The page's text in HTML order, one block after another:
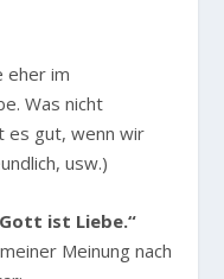
eher im
Was nicht
es gut, wenn wir
usw.)
ist Liebe.“
Meinung nach